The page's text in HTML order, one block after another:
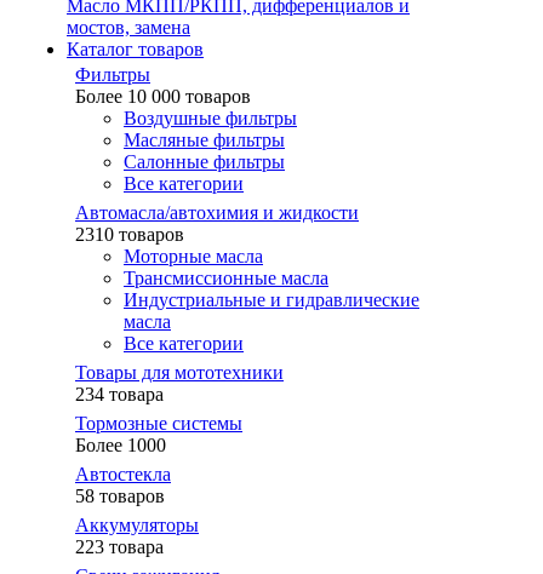
Масло МКПП/РКПП, дифференциалов и
мостов, замена
Каталог товаров
Фильтры
Более 10 000 товаров
Воздушные фильтры
Масляные фильтры
Салонные фильтры
Все категории
Автомасла/автохимия и жидкости
2310 товаров
Моторные масла
Трансмиссионные масла
Индустриальные и гидравлические
масла
Все категории
Товары для мототехники
234 товара
Тормозные системы
Более 1000
Автостекла
58 товаров
Аккумуляторы
223 товара